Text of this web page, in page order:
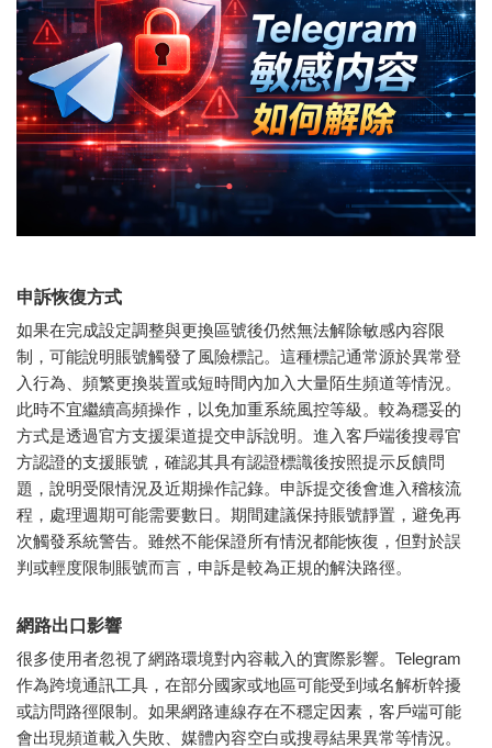
申訴恢復方式
如果在完成設定調整與更換區號後仍然無法解除敏感內容限
制，可能說明賬號觸發了風險標記。這種標記通常源於異常登
入行為、頻繁更換裝置或短時間內加入大量陌生頻道等情況。
此時不宜繼續高頻操作，以免加重系統風控等級。較為穩妥的
方式是透過官方支援渠道提交申訴說明。進入客戶端後搜尋官
方認證的支援賬號，確認其具有認證標識後按照提示反饋問
題，說明受限情況及近期操作記錄。申訴提交後會進入稽核流
程，處理週期可能需要數日。期間建議保持賬號靜置，避免再
次觸發系統警告。雖然不能保證所有情況都能恢復，但對於誤
判或輕度限制賬號而言，申訴是較為正規的解決路徑。
網路出口影響
很多使用者忽視了網路環境對內容載入的實際影響。Telegram
作為跨境通訊工具，在部分國家或地區可能受到域名解析幹擾
或訪問路徑限制。如果網路連線存在不穩定因素，客戶端可能
會出現頻道載入失敗、媒體內容空白或搜尋結果異常等情況。